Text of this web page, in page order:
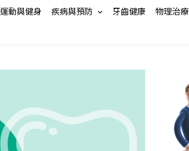
運動與健身 疾病與預防 牙齒健康 物理治療